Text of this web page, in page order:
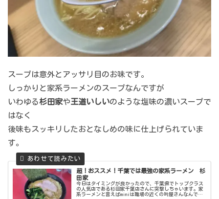
スープは意外とアッサリ目のお味です。
しっかりと家系ラーメンのスープなんですが
いわゆる杉田家や王道いしいのような塩味の濃いスープで
はなく
後味もスッキリしたおとなしめの味に仕上げられていま
す。
超！おススメ！千葉では最強の家系ラーメン 杉
田家
今日はタイミングが良かったので、千葉県でトップクラス
の人気店である杉田家千葉店さんに突撃しちゃいます。家
系ラーメンと言えばminiは職場の近くの吟屋さんなんで